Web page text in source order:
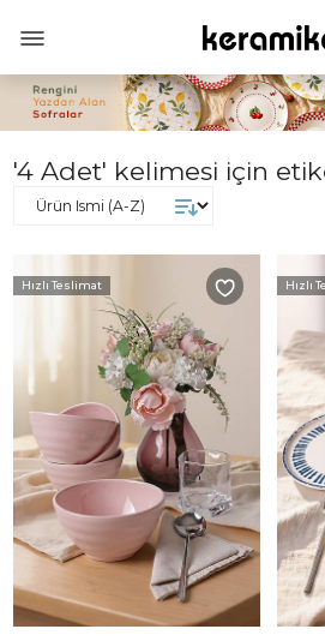
'4 Adet' kelimesi için
Hızlı Teslimat Hızlı